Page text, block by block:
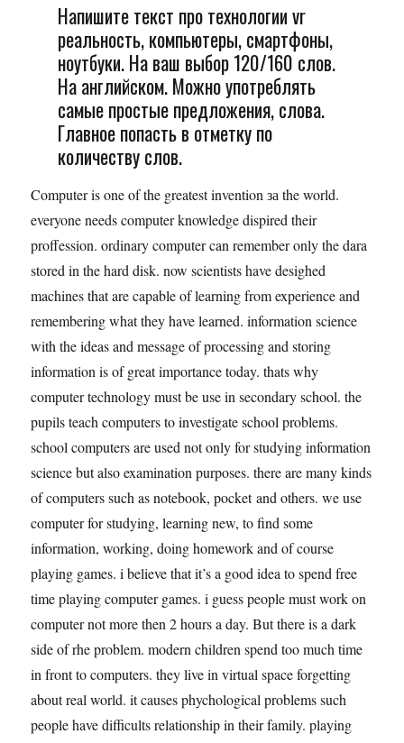
Напишите текст про технологии vr
реальность, компьютеры, смартфоны,
ноутбуки. На ваш выбор 120/160 слов.
На английском. Можно употреблять
самые простые предложения, слова.
Главное попасть в отметку по
количеству слов.
Computer is one of the greatest invention за the world.
everyone needs computer knowledge dispired their
proffession. ordinary computer can remember only the dara
stored in the hard disk. now scientists have desighed
machines that are capable of learning from experience and
remembering what they have learned. information science
with the ideas and message of processing and storing
information is of great importance today. thats why
computer technology must be use in secondary school. the
pupils teach computers to investigate school problems.
school computers are used not only for studying information
science but also examination purposes. there are many kinds
of computers such as notebook, pocket and others. we use
computer for studying, learning new, to find some
information, working, doing homework and of course
playing games. i believe that it’s a good idea to spend free
time playing computer games. i guess people must work on
computer not more then 2 hours a day. But there is a dark
side of rhe problem. modern children spend too much time
in front to computers. they live in virtual space forgetting
about real world. it causes phychological problems such
people have difficults relationship in their family. playing